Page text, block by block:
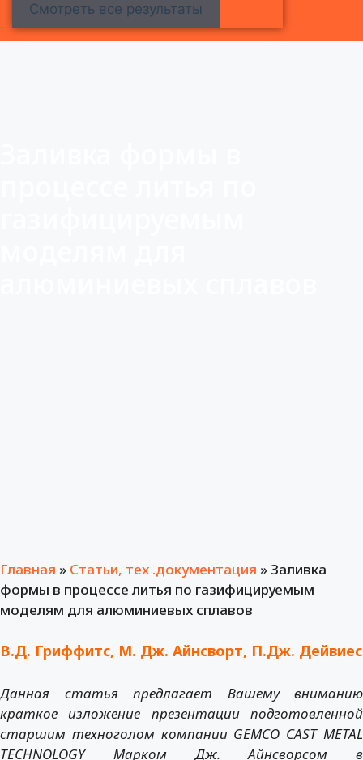
Смотреть все результаты
Главная » Статьи, тех .документация » Заливка
формы в процессе литья по газифицируемым
моделям для алюминиевых сплавов
В.Д. Гриффитс, M. Дж. Айнсворт, П.Дж. Дейвиес
Данная статья предлагает Вашему вниманию
краткое изложение презентации подготовленной
старшим техноголом компании GEMCO CAST METAL
TECHNOLOGYМарком Дж. Айнсворсом в